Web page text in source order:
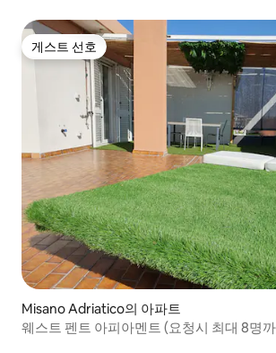
게스트 선호
게스트 선호
Misano Adriatico의 아파트
웨스트 펜트 아피아멘트 (요청시 최대 8명